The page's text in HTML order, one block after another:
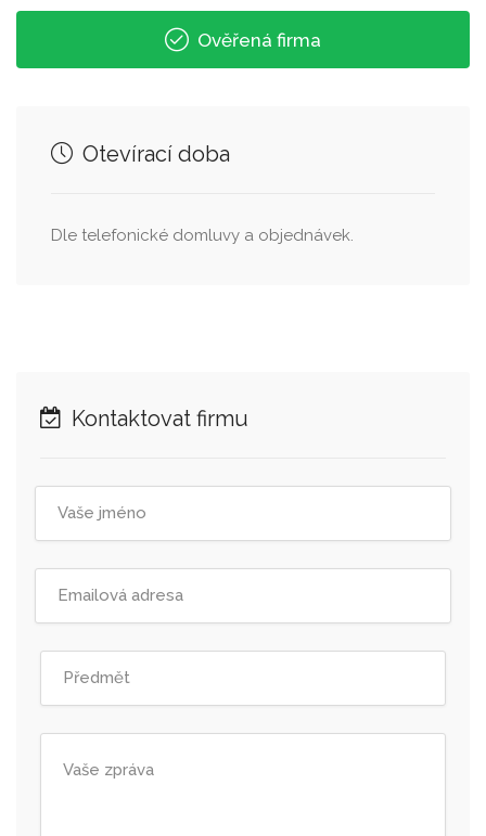
Ověřená firma
Otevírací doba
Dle telefonické domluvy a objednávek.
Kontaktovat firmu